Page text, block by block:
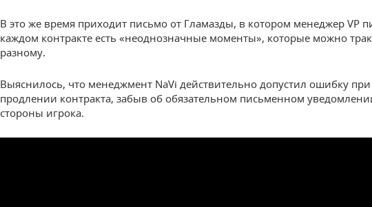
В это же время приходит письмо от Гламазды, в котором менеджер VP
каждом контракте есть «неоднозначные моменты», которые можно
разному.
Выяснилось, что менеджмент NaVi действительно допустил ошибку при
продлении контракта, забыв об обязательном письменном
стороны игрока.